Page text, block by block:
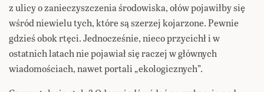
z ulicy o zanieczyszczenia środowiska, ołów pojawiłby się
wśród niewielu tych, które są szerzej kojarzone. Pewnie
gdzieś obok rtęci. Jednocześnie, nieco przycichł i w
ostatnich latach nie pojawiał się raczej w głównych
wiadomościach, nawet portali „ekologicznych”.